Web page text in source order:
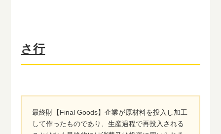
さ行
最終財【Final Goods】企業が原材料を投入し加工
して作ったものであり、生産過程で再投入される